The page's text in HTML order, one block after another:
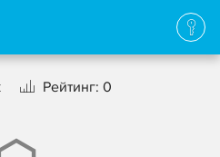
Рейтинг: 0